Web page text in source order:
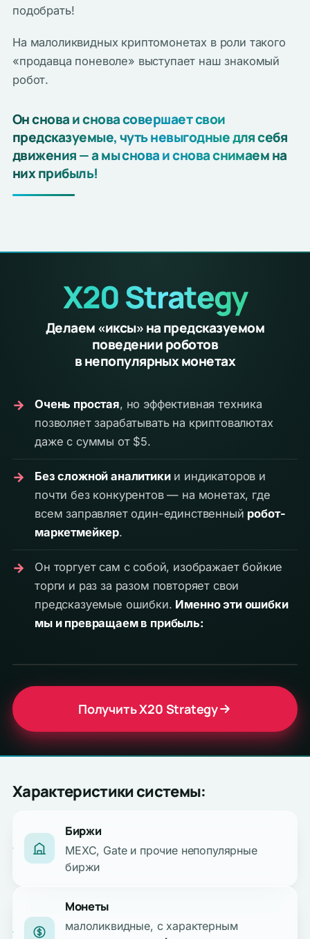
подобрать!
На малоликвидных криптомонетах в роли такого
«продавца поневоле» выступает наш знакомый
робот.
Он снова и снова совершает свои
предсказуемые, чуть невыгодные для себя
движения — а мы снова и снова снимаем на
них прибыль!
X20 Strategy
Делаем «иксы» на предсказуемом
поведении роботов
в непопулярных монетах
→ Очень простая, но эффективная техника
позволяет зарабатывать на криптовалютах
даже с суммы от $5.
→ Без сложной аналитикии индикаторов и
почти без конкурентов — на монетах, где
всем заправляет один-единственный робот-
маркетмейкер.
→
Он торгует сам с собой, изображает бойкие
торги и раз за разом повторяет свои
предсказуемые ошибки. Именно эти ошибки
мы и превращаем в прибыль:
Получить X20 Strategy
Характеристики системы:
Биржи
MEXC, Gate и прочие непопулярные
биржи
Монеты
малоликвидные, с характерным